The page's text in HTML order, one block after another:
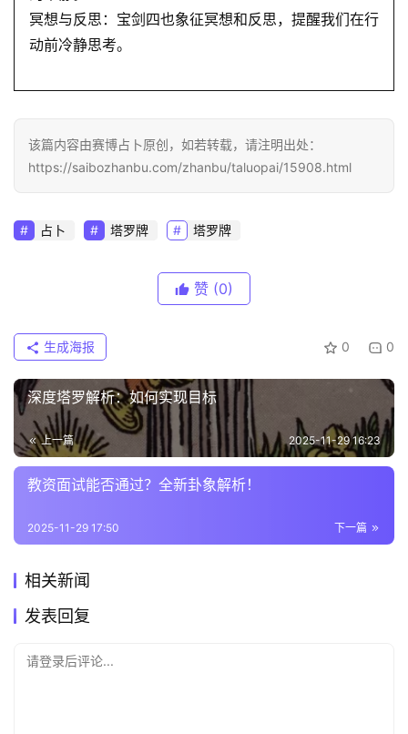
冥想与反思：宝剑四也象征冥想和反思，提醒我们在行
动前冷静思考。
该篇内容由赛博占卜原创，如若转载，请注明出处：
https://saibozhanbu.com/zhanbu/taluopai/15908.html
占卜 塔罗牌 塔罗牌
赞 (0)
0 0
生成海报
深度塔罗解析：如何实现目标
上一篇 2025-11-29 16:23
教资面试能否通过？全新卦象解析！
下一篇
2025-11-29 17:50
相关新闻
发表回复
请登录后评论...